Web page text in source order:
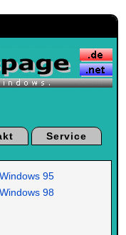
Service
Windows 95
Windows 98